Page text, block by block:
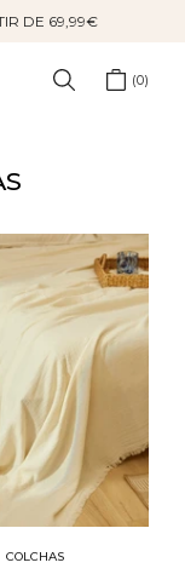
DE 69,99€
0
COLCHAS